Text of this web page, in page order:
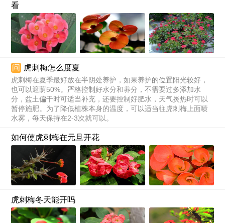
看
问 虎刺梅怎么度夏
虎刺梅在夏季最好放在半阴处养护，如果养护的位置阳光较好，
也可以遮荫50%。严格控制好水分和养分，不需要过多添加水
分，盆土偏干时可适当补充，还要控制好肥水，天气炎热时可以
暂停施肥。为了降低植株本身的温度，可以适当往虎刺梅上面喷
水雾，每天保持在2-3次就可以。
如何使虎刺梅在元旦开花
虎刺梅冬天能开吗